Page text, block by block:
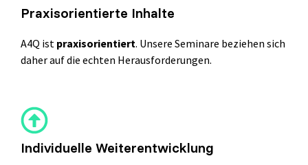
Praxisorientierte Inhalte
A4Q ist praxisorientiert. Unsere Seminare beziehen sich
daher auf die echten Herausforderungen.
Individuelle Weiterentwicklung